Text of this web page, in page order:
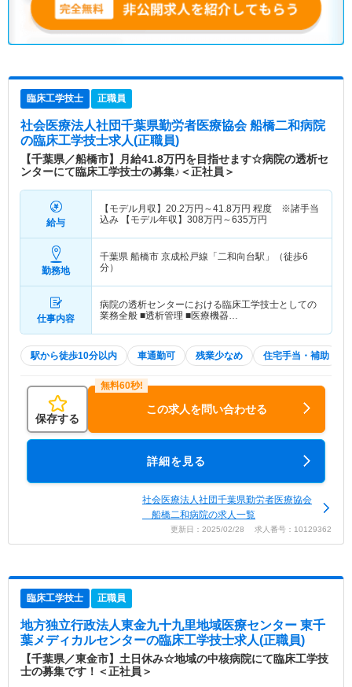
臨床工学技士 正職員
社会医療法人社団千葉県勤労者医療協会 船橋二和病院
の臨床工学技士求人(正職員)
【千葉県／船橋市】月給41.8万円を目指せます☆病院の透析セ
ンターにて臨床工学技士の募集♪＜正社員＞
給与
【モデル月収】 20.2万円～41.8万円 程度 ※諸手当
込み 【モデル年収】 308万円～635万円
勤務地
千葉県 船橋市 京成松戸線「二和向台駅」（徒歩6
分）
仕事内容
病院の透析センターにおける臨床工学技士としての
業務全般 ■透析管理 ■医療機器…
駅から徒歩10分以内 車通勤可 残業少なめ 住宅手当・補助
保存する
この求人を問い合わせる
詳細を見る
社会医療法人社団千葉県勤労者医療協会
船橋二和病院の求人一覧
更新日：2025/02/28 求人番号：10129362
臨床工学技士 正職員
地方独立行政法人東金九十九里地域医療センター 東千
葉メディカルセンターの臨床工学技士求人(正職員)
【千葉県／東金市】土日休み☆地域の中核病院にて臨床工学技
士の募集です！＜正社員＞